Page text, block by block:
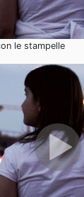
le stampelle